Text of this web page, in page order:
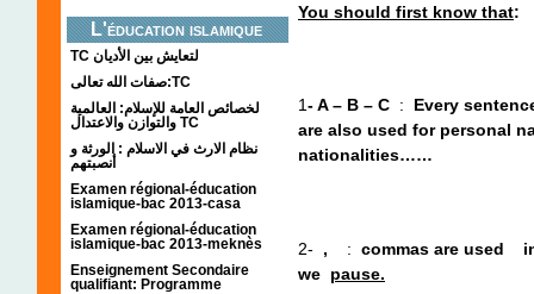
L'éducation islamique
TC لتعايش بين الأديان
صفات الله تعالى:TC
لخصائص العامة للإسلام: العالمية
والتوازن والاعتدال TC
نظام الارث في الاسلام : الورثة و
أنصبتهم
Examen régional-éducation
islamique-bac 2013-casa
Examen régional-éducation
islamique-bac 2013-meknès
Enseignement Secondaire
qualifiant: Programme
You should first know that
1-A – B – C : Every
are also used for personal
nationalities……
2- , : commas are used
we pause.